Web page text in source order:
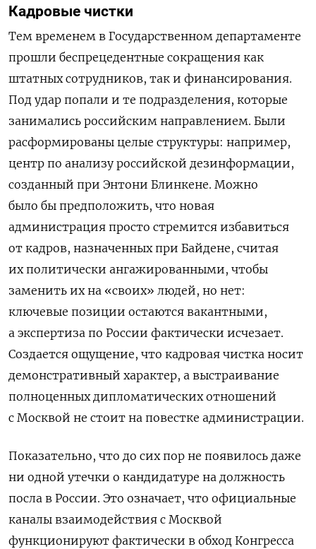
Кадровые чистки
Тем временем в Государственном департаменте
прошли беспрецедентные сокращения как
штатных сотрудников, так и финансирования.
Под удар попали и те подразделения, которые
занимались российским направлением. Были
расформированы целые структуры: например,
центр по анализу российской дезинформации,
созданный при Энтони Блинкене. Можно
было бы предположить, что новая
администрация просто стремится избавиться
от кадров, назначенных при Байдене, считая
их политически ангажированными, чтобы
заменить их на «своих» людей, но нет:
ключевые позиции остаются вакантными,
а экспертиза по России фактически исчезает.
Создается ощущение, что кадровая чистка носит
демонстративный характер, а выстраивание
полноценных дипломатических отношений
с Москвой не стоит на повестке администрации.
Показательно, что до сих пор не появилось даже
ни одной утечки о кандидатуре на должность
посла в России. Это означает, что официальные
каналы взаимодействия с Москвой
функционируют фактически в обход Конгресса